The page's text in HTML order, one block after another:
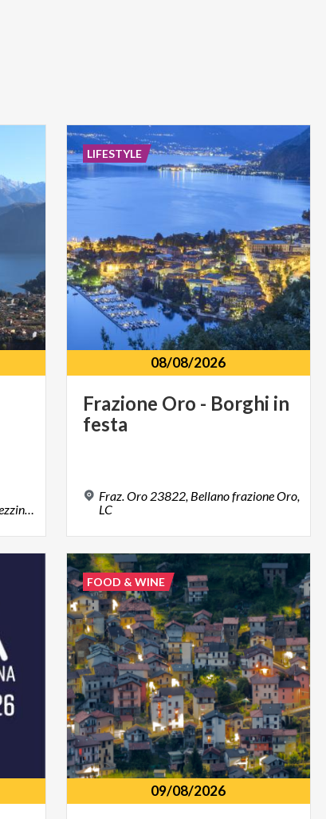
Statale, loc. Lenno, 22016, Tremezzina (CO)
08/08/2026
Frazione Oro - Borghi in
festa
Fraz. Oro 23822, Bellano frazione Oro,
LC
LIFESTYLE
09/08/2026
FOOD & WINE